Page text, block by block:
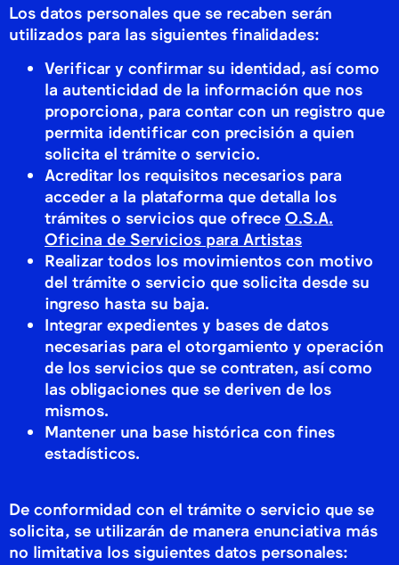
Los datos personales que se recaben serán
utilizados para las siguientes finalidades:
Verificar y confirmar su identidad, así como
la autenticidad de la información que nos
proporciona, para contar con un registro que
permita identificar con precisión a quien
solicita el trámite o servicio.
Acreditar los requisitos necesarios para
acceder a la plataforma que detalla los
trámites o servicios que ofreceO.S.A.
Oficina de Servicios para Artistas
Realizar todos los movimientos con motivo
del trámite o servicio que solicita desde su
ingreso hasta su baja.
Integrar expedientes y bases de datos
necesarias para el otorgamiento y operación
de los servicios que se contraten, así como
las obligaciones que se deriven de los
mismos.
Mantener una base histórica con fines
estadísticos.
De conformidad con el trámite o servicio que se
solicita, se utilizarán de manera enunciativa más
no limitativa los siguientes datos personales: